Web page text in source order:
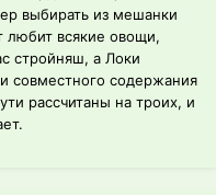
выбирать из мешанки
любит всякие овощи,
стройняш, а Локи
совместного содержания
рассчитаны на троих, и